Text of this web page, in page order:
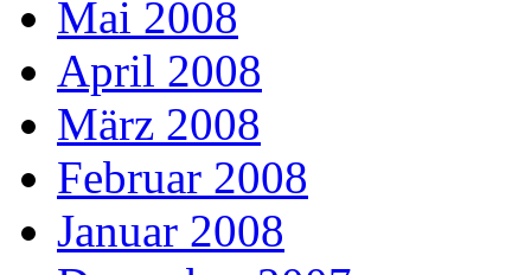
Mai 2008
April 2008
März 2008
Februar 2008
Januar 2008